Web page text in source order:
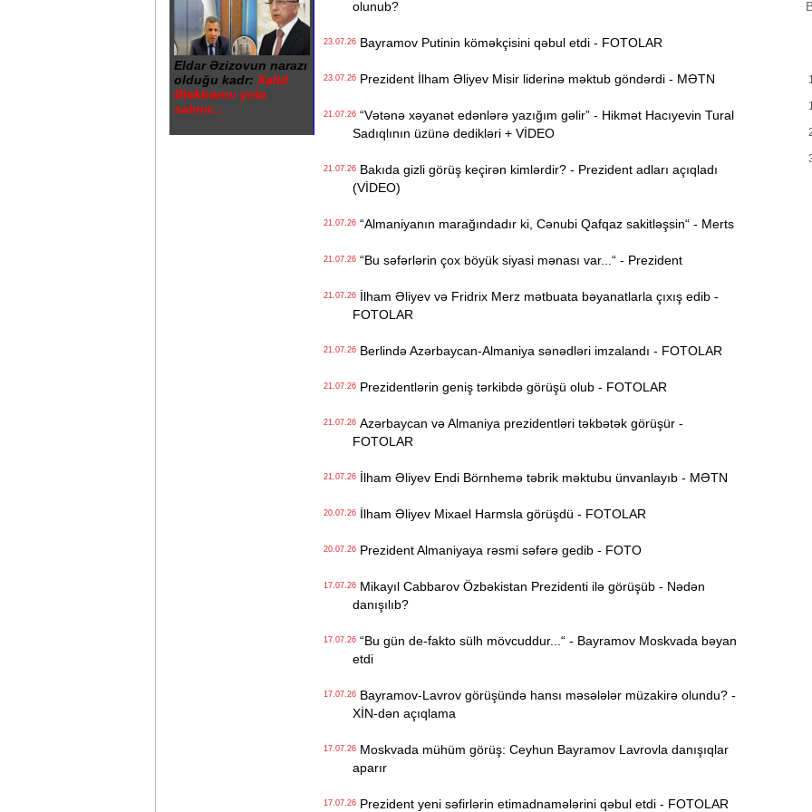
Eldar Əzizovun narazı
olduğu kadr: Xalid
Ələkbərov yola
salınır...
olunub?
23.07.26Bayramov Putinin köməkçisini qəbul etdi - FOTOLAR
23.07.26Prezident İlham Əliyev Misir liderinə məktub göndərdi - MƏTN
21.07.26“Vətənə xəyanət edənlərə yazığım gəlir” - Hikmət Hacıyevin Tural
Sadıqlının üzünə dedikləri + VİDEO
21.07.26Bakıda gizli görüş keçirən kimlərdir? - Prezident adları açıqladı
(VİDEO)
21.07.26“Almaniyanın marağındadır ki, Cənubi Qafqaz sakitləşsin“ - Merts
21.07.26“Bu səfərlərin çox böyük siyasi mənası var...“ - Prezident
21.07.26İlham Əliyev və Fridrix Merz mətbuata bəyanatlarla çıxış edib -
FOTOLAR
21.07.26Berlində Azərbaycan-Almaniya sənədləri imzalandı - FOTOLAR
21.07.26Prezidentlərin geniş tərkibdə görüşü olub - FOTOLAR
21.07.26Azərbaycan və Almaniya prezidentləri təkbətək görüşür -
FOTOLAR
21.07.26İlham Əliyev Endi Börnhemə təbrik məktubu ünvanlayıb - MƏTN
20.07.26İlham Əliyev Mixael Harmsla görüşdü - FOTOLAR
20.07.26Prezident Almaniyaya rəsmi səfərə gedib - FOTO
17.07.26Mikayıl Cabbarov Özbəkistan Prezidenti ilə görüşüb - Nədən
danışılıb?
17.07.26“Bu gün de-fakto sülh mövcuddur...“ - Bayramov Moskvada bəyan
etdi
17.07.26Bayramov-Lavrov görüşündə hansı məsələlər müzakirə olundu? -
XİN-dən açıqlama
17.07.26Moskvada mühüm görüş: Ceyhun Bayramov Lavrovla danışıqlar
aparır
17.07.26Prezident yeni səfirlərin etimadnamələrini qəbul etdi - FOTOLAR